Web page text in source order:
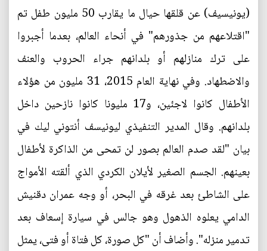
(يونيسيف) عن قلقها حيال ما يقارب 50 مليون طفل تم
"اقتلاعهم من جذورهم" في أنحاء العالم، بعدما أجبروا
على ترك منازلهم أو بلدانهم جراء الحروب والعنف
والاضطهاد. وفي نهاية العام 2015، 31 مليون من هؤلاء
الأطفال كانوا لاجئين، و17 مليونا كانوا نازحين داخل
بلدانهم. وقال المدير التنفيذي ليونيسف أنتوني ليك في
بيان "لقد صدم العالم بصور لن تمحى من الذاكرة لأطفال
بعينهم. الجسم الصغير لأيلان الكردي الذي ألقته الأمواج
على الشاطئ بعد غرقه في البحر، أو وجه عمران دقنيش
الدامي يعلوه الذهول وهو جالس في سيارة إسعاف بعد
تدمير منزله". وأضاف أن "كل صورة، كل فتاة أو فتى، يمثل